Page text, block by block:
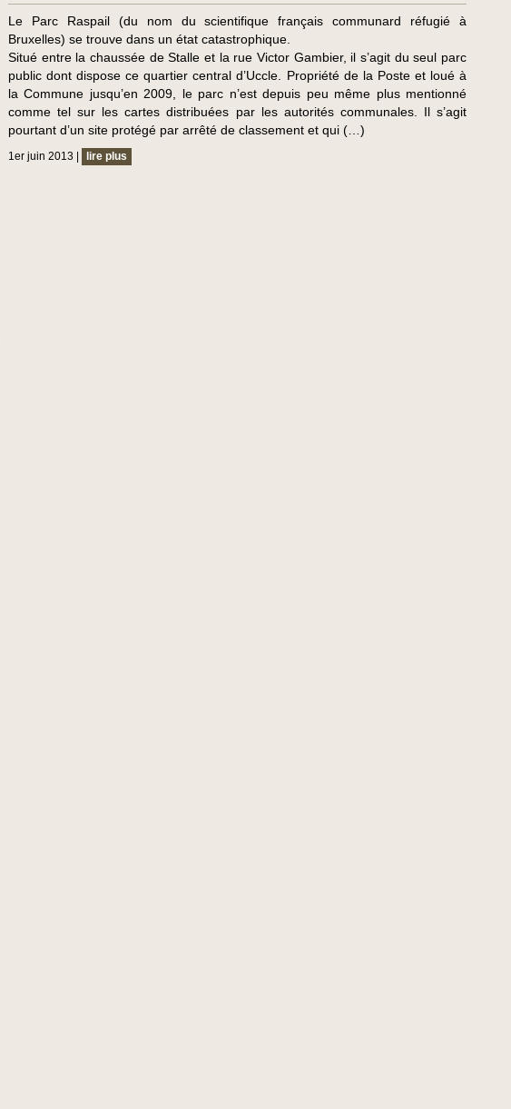
Le Parc Raspail (du nom du scientifique français communard réfugié à
Bruxelles) se trouve dans un état catastrophique.
Situé entre la chaussée de Stalle et la rue Victor Gambier, il s’agit du seul parc
public dont dispose ce quartier central d’Uccle. Propriété de la Poste et loué à
la Commune jusqu’en 2009, le parc n’est depuis peu même plus mentionné
comme tel sur les cartes distribuées par les autorités communales. Il s’agit
pourtant d’un site protégé par arrêté de classement et qui (…)
1er juin 2013 | lire plus